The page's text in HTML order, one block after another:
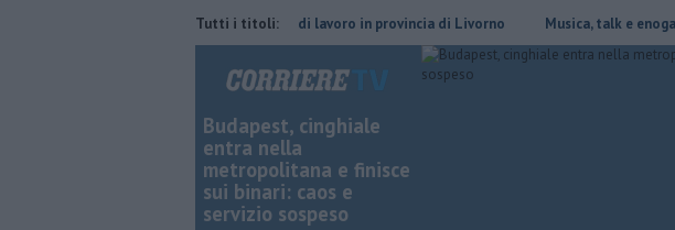
Tutti i titoli:
​Tutte le offerte di lavoro in provincia di Livorno Musica, talk e
Budapest, cinghiale
entra nella
metropolitana e finisce
sui binari: caos e
servizio sospeso